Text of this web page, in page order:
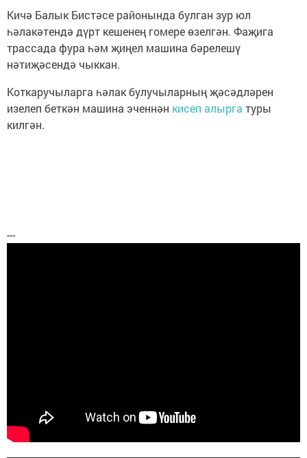
Кичә Балык Бистәсе районында булган зур юл
һәлакәтендә дүрт кешенең гомере өзелгән. Фаҗига
трассада фура һәм җиңел машина бәрелешү
нәтиҗәсендә чыккан.
Коткаручыларга һәлак булучыларның җәсәдләрен
изелеп беткән машина эченнән кисеп алырга туры
килгән.
---